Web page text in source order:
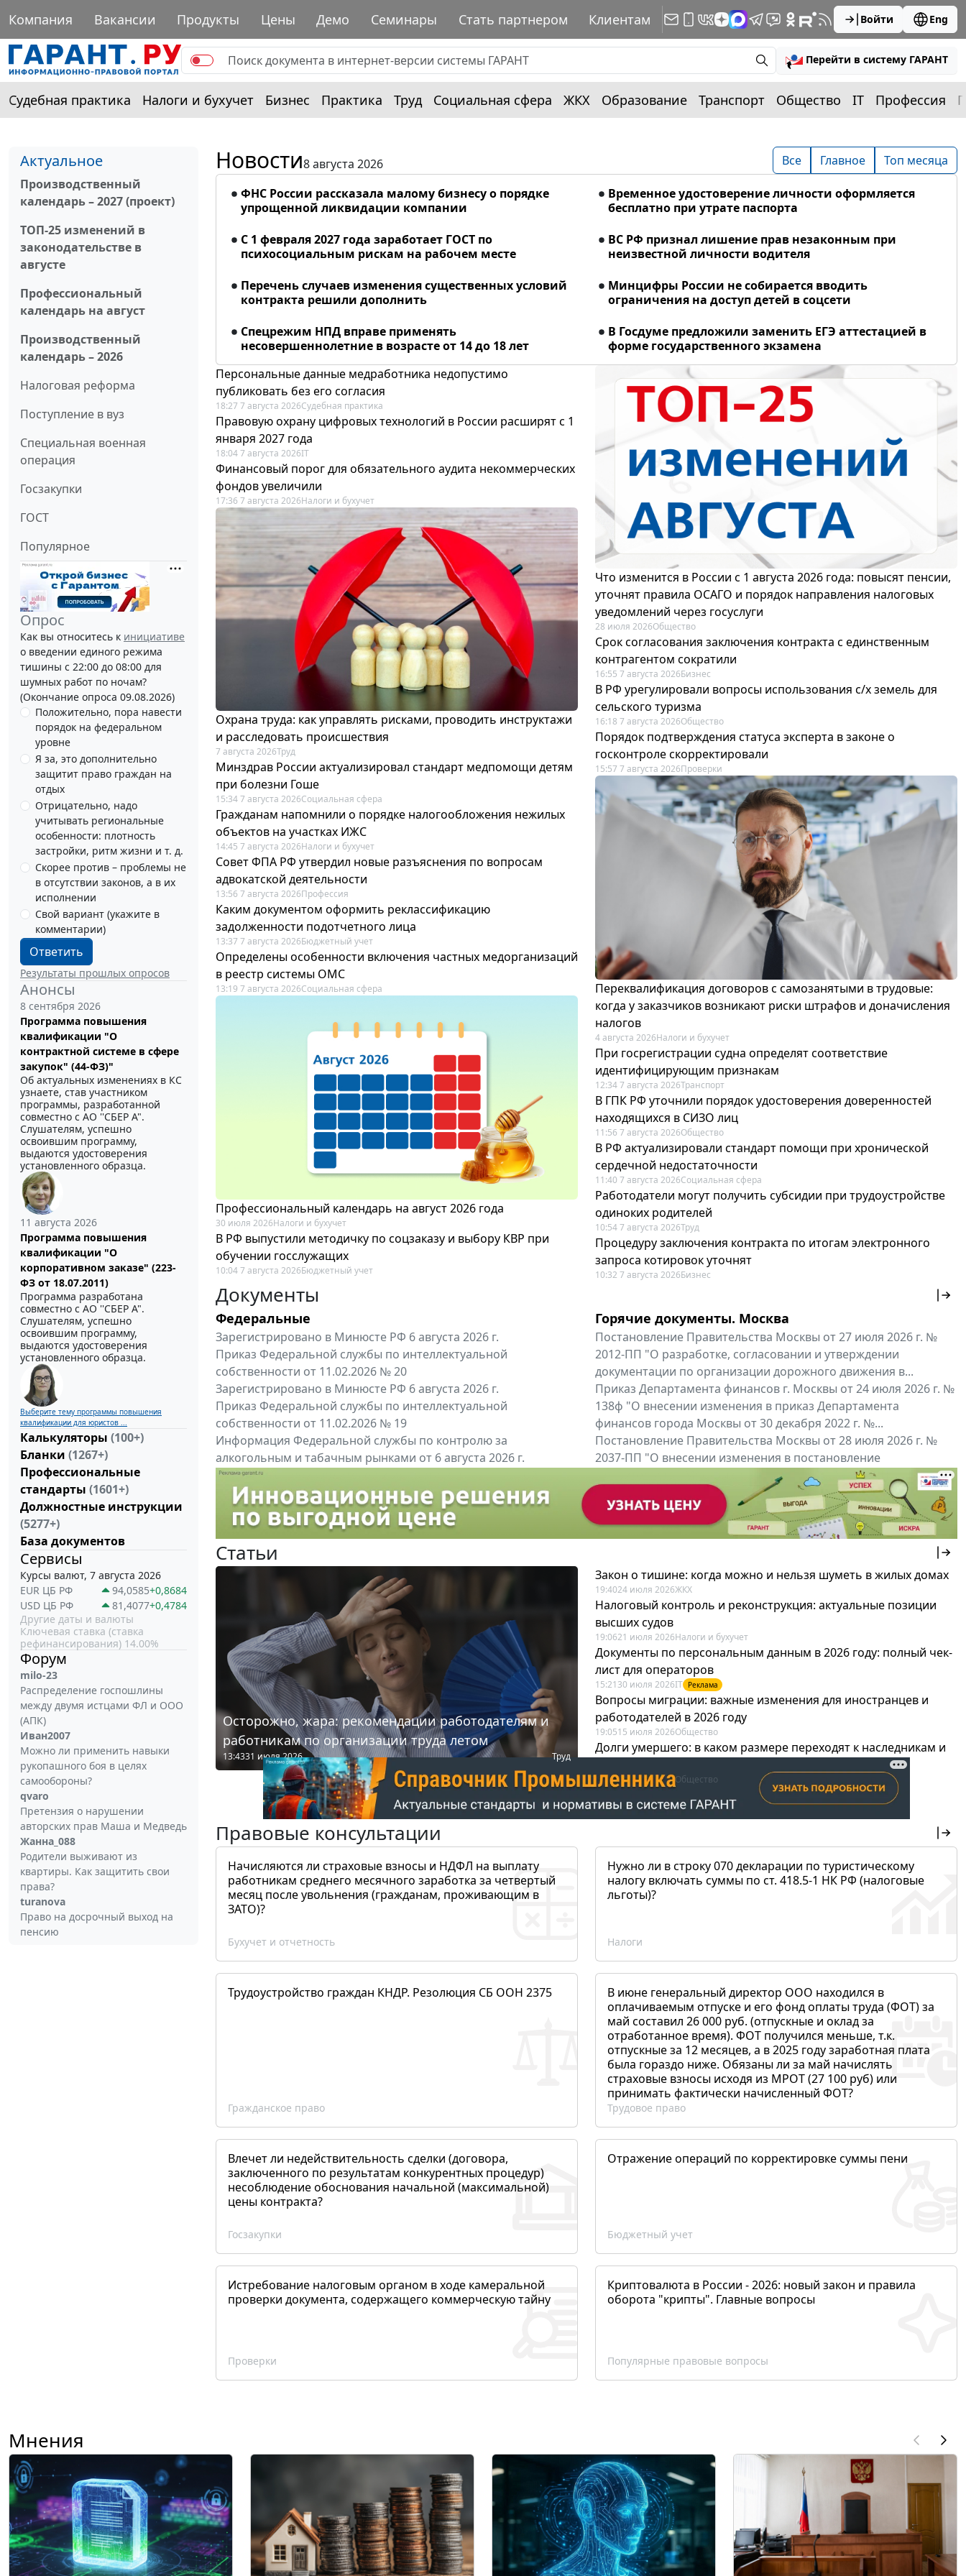
Компания Вакансии Продукты Цены Демо Семинары Стать партнером Клиентам Войти Eng
Перейти в систему ГАРАНТ
Судебная практика Налоги и бухучет Бизнес Практика Труд Социальная сфера ЖКХ Образование Транспорт Общество IT Профессия
Актуальное
Производственный
календарь – 2027 (проект)
ТОП-25 изменений в
законодательстве в
августе
Профессиональный
календарь на август
Производственный
календарь – 2026
Налоговая реформа
Поступление в вуз
Специальная военная
операция
Госзакупки
ГОСТ
Популярное
Опрос
Как вы относитесь к инициативе
о введении единого режима
тишины с 22:00 до 08:00 для
шумных работ по ночам?
(Окончание опроса 09.08.2026)
Положительно, пора навести
порядок на федеральном
уровне
Я за, это дополнительно
защитит право граждан на
отдых
Отрицательно, надо
учитывать региональные
особенности: плотность
застройки, ритм жизни и т. д.
Скорее против – проблемы не
в отсутствии законов, а в их
исполнении
Свой вариант (укажите в
комментарии)
Ответить
Результаты прошлых опросов
Анонсы
8 сентября 2026
Программа повышения
квалификации "О
контрактной системе в сфере
закупок" (44-ФЗ)"
Об актуальных изменениях в КС
узнаете, став участником
программы, разработанной
совместно с АО ''СБЕР А".
Слушателям, успешно
освоившим программу,
выдаются удостоверения
установленного образца.
11 августа 2026
Программа повышения
квалификации "О
корпоративном заказе" (223-
ФЗ от 18.07.2011)
Программа разработана
совместно с АО ''СБЕР А".
Слушателям, успешно
освоившим программу,
выдаются удостоверения
установленного образца.
Выберите тему программы повышения
квалификации для юристов ...
Калькуляторы (100+)
Бланки (1267+)
Профессиональные
стандарты (1601+)
Должностные инструкции
(5277+)
База документов
Сервисы
Курсы валют, 7 августа 2026
EUR ЦБ РФ
94,0585+0,8684
USD ЦБ РФ
81,4077+0,4784
Другие даты и валюты
Ключевая ставка (ставка
рефинансирования) 14.00%
Форум
milo-23
Распределение госпошлины
между двумя истцами ФЛ и ООО
(АПК)
Иван2007
Можно ли применить навыки
рукопашного боя в целях
самообороны?
qvaro
Претензия о нарушении
авторских прав Маша и Медведь
Жанна_088
Родители выживают из
квартиры. Как защитить свои
права?
turanova
Право на досрочный выход на
пенсию
Новости8 августа 2026 Все Главное Топ месяца
ФНС России рассказала малому бизнесу о порядке
упрощенной ликвидации компании
Временное удостоверение личности оформляется
бесплатно при утрате паспорта
С 1 февраля 2027 года заработает ГОСТ по
психосоциальным рискам на рабочем месте
ВС РФ признал лишение прав незаконным при
неизвестной личности водителя
Перечень случаев изменения существенных условий
контракта решили дополнить
Минцифры России не собирается вводить
ограничения на доступ детей в соцсети
Спецрежим НПД вправе применять
несовершеннолетние в возрасте от 14 до 18 лет
В Госдуме предложили заменить ЕГЭ аттестацией в
форме государственного экзамена
Персональные данные медработника недопустимо
публиковать без его согласия
18:27 7 августа 2026Судебная практика
Правовую охрану цифровых технологий в России расширят с 1
января 2027 года
18:04 7 августа 2026IT
Финансовый порог для обязательного аудита некоммерческих
фондов увеличили
17:36 7 августа 2026Налоги и бухучет
Охрана труда: как управлять рисками, проводить инструктажи
и расследовать происшествия
7 августа 2026Труд
Минздрав России актуализировал стандарт медпомощи детям
при болезни Гоше
15:34 7 августа 2026Социальная сфера
Гражданам напомнили о порядке налогообложения нежилых
объектов на участках ИЖС
14:45 7 августа 2026Налоги и бухучет
Совет ФПА РФ утвердил новые разъяснения по вопросам
адвокатской деятельности
13:56 7 августа 2026Профессия
Каким документом оформить реклассификацию
задолженности подотчетного лица
13:37 7 августа 2026Бюджетный учет
Определены особенности включения частных медорганизаций
в реестр системы ОМС
13:19 7 августа 2026Социальная сфера
Профессиональный календарь на август 2026 года
30 июля 2026Налоги и бухучет
В РФ выпустили методичку по соцзаказу и выбору КВР при
обучении госслужащих
10:04 7 августа 2026Бюджетный учет
Что изменится в России с 1 августа 2026 года: повысят пенсии,
уточнят правила ОСАГО и порядок направления налоговых
уведомлений через госуслуги
28 июля 2026Общество
Срок согласования заключения контракта с единственным
контрагентом сократили
16:55 7 августа 2026Бизнес
В РФ урегулировали вопросы использования с/х земель для
сельского туризма
16:18 7 августа 2026Общество
Порядок подтверждения статуса эксперта в законе о
госконтроле скорректировали
15:57 7 августа 2026Проверки
Переквалификация договоров с самозанятыми в трудовые:
когда у заказчиков возникают риски штрафов и доначисления
налогов
4 августа 2026Налоги и бухучет
При госрегистрации судна определят соответствие
идентифицирующим признакам
12:34 7 августа 2026Транспорт
В ГПК РФ уточнили порядок удостоверения доверенностей
находящихся в СИЗО лиц
11:56 7 августа 2026Общество
В РФ актуализировали стандарт помощи при хронической
сердечной недостаточности
11:40 7 августа 2026Социальная сфера
Работодатели могут получить субсидии при трудоустройстве
одиноких родителей
10:54 7 августа 2026Труд
Процедуру заключения контракта по итогам электронного
запроса котировок уточнят
10:32 7 августа 2026Бизнес
Документы
Федеральные
Зарегистрировано в Минюсте РФ 6 августа 2026 г.
Приказ Федеральной службы по интеллектуальной
собственности от 11.02.2026 № 20
Зарегистрировано в Минюсте РФ 6 августа 2026 г.
Приказ Федеральной службы по интеллектуальной
собственности от 11.02.2026 № 19
Информация Федеральной службы по контролю за
алкогольным и табачным рынками от 6 августа 2026 г.
"Вниманию производителей и импортёров алкогольной...
Все федеральные документы
Горячие документы. Москва
Постановление Правительства Москвы от 27 июля 2026 г. №
2012-ПП "О разработке, согласовании и утверждении
документации по организации дорожного движения в...
Приказ Департамента финансов г. Москвы от 24 июля 2026 г. №
138ф "О внесении изменения в приказ Департамента
финансов города Москвы от 30 декабря 2022 г. №...
Постановление Правительства Москвы от 28 июля 2026 г. №
2037-ПП "О внесении изменения в постановление
Правительства Москвы от 26 июля 2011 г. № 334-ПП"
Все региональные документы Мой регион ...
Статьи
Осторожно, жара: рекомендации работодателям и
работникам по организации труда летом
13:4331 июля 2026 Труд
Закон о тишине: когда можно и нельзя шуметь в жилых домах
19:4024 июля 2026ЖКХ
Налоговый контроль и реконструкция: актуальные позиции
высших судов
19:0621 июля 2026Налоги и бухучет
Документы по персональным данным в 2026 году: полный чек-
лист для операторов
15:21 30 июля 2026IT Реклама
Вопросы миграции: важные изменения для иностранцев и
работодателей в 2026 году
19:0515 июля 2026Общество
Долги умершего: в каком размере переходят к наследникам и
19:4317 июля 2026Общество
Правовые консультации
Начисляются ли страховые взносы и НДФЛ на выплату
работникам среднего месячного заработка за четвертый
месяц после увольнения (гражданам, проживающим в
ЗАТО)?
Бухучет и отчетность
Нужно ли в строку 070 декларации по туристическому
налогу включать суммы по ст. 418.5-1 НК РФ (налоговые
льготы)?
Налоги
Трудоустройство граждан КНДР. Резолюция СБ ООН 2375
Гражданское право
В июне генеральный директор ООО находился в
оплачиваемым отпуске и его фонд оплаты труда (ФОТ) за
май составил 26 000 руб. (отпускные и оклад за
отработанное время). ФОТ получился меньше, т.к.
отпускные за 12 месяцев, а в 2025 году заработная плата
была гораздо ниже. Обязаны ли за май начислять
страховые взносы исходя из МРОТ (27 100 руб) или
принимать фактически начисленный ФОТ?
Трудовое право
Влечет ли недействительность сделки (договора,
заключенного по результатам конкурентных процедур)
несоблюдение обоснования начальной (максимальной)
цены контракта?
Госзакупки
Отражение операций по корректировке суммы пени
Бюджетный учет
Истребование налоговым органом в ходе камеральной
проверки документа, содержащего коммерческую тайну
Проверки
Криптовалюта в России - 2026: новый закон и правила
оборота "крипты". Главные вопросы
Популярные правовые вопросы
Мнения